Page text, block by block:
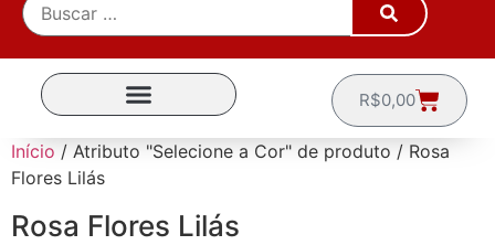
R$0,00
Início / Atributo "Selecione a Cor" de produto / Rosa
Flores Lilás
Rosa Flores Lilás